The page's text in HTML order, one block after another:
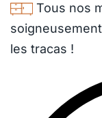
Tous nos
les tracas !